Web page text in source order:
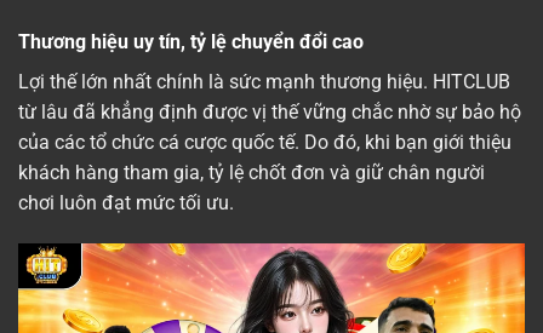
Thương hiệu uy tín, tỷ lệ chuyển đổi cao
Lợi thế lớn nhất chính là sức mạnh thương hiệu. HITCLUB
từ lâu đã khẳng định được vị thế vững chắc nhờ sự bảo hộ
của các tổ chức cá cược quốc tế. Do đó, khi bạn giới thiệu
khách hàng tham gia, tỷ lệ chốt đơn và giữ chân người
chơi luôn đạt mức tối ưu.